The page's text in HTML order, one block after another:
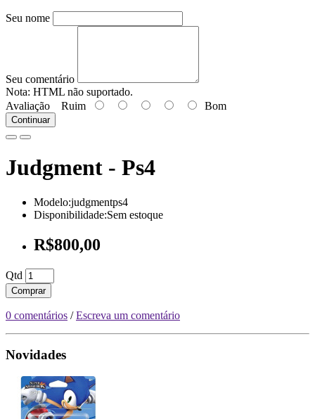
Seu nome
Seu comentário
Nota: HTML não suportado.
Avaliação Ruim Bom
Continuar
Judgment - Ps4
Modelo:judgmentps4
Disponibilidade:Sem estoque
R$800,00
Qtd
Comprar
0 comentários /Escreva um comentário
Novidades